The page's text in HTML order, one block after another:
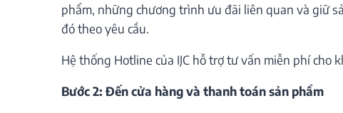
phẩm, những chương trình ưu đãi liên quan và giữ
đó theo yêu cầu.
Hệ thống Hotline của IJC hỗ trợ tư vấn miễn phí cho
Bước 2: Đến cửa hàng và thanh toán sản phẩm